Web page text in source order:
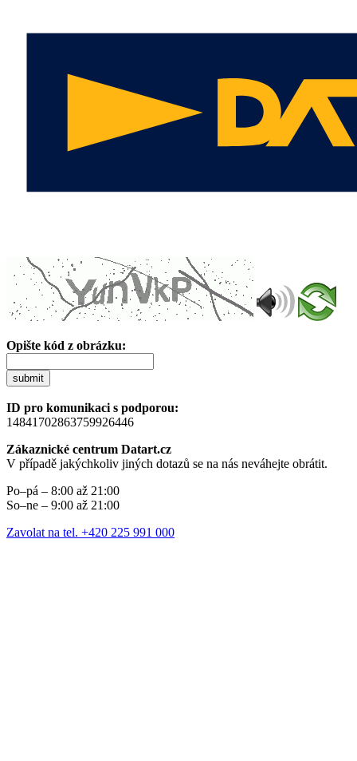
Opište kód z obrázku:
submit
ID pro komunikaci s podporou:
14841702863759926446
Zákaznické centrum Datart.cz
V případě jakýchkoliv jiných dotazů se na nás neváhejte obrátit.
Po–pá – 8:00 až 21:00
So–ne – 9:00 až 21:00
Zavolat na tel. +420 225 991 000